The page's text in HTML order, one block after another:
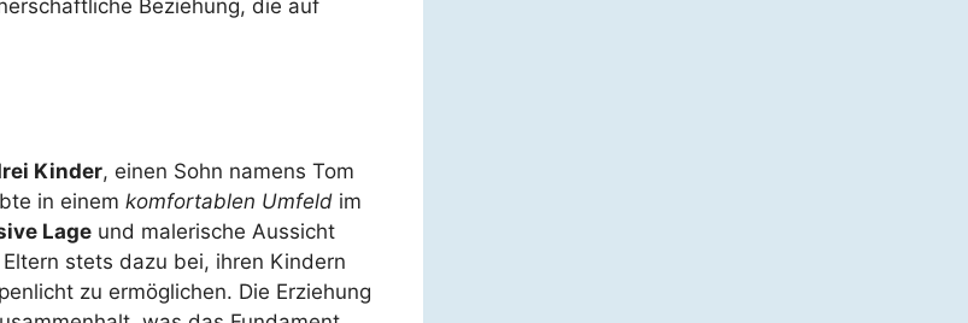
Beziehung, die auf
Kinder, einen Sohn namens Tom
in einem komfortablen Umfeld im
Lage und malerische Aussicht
stets dazu bei, ihren Kindern
zu ermöglichen. Die Erziehung